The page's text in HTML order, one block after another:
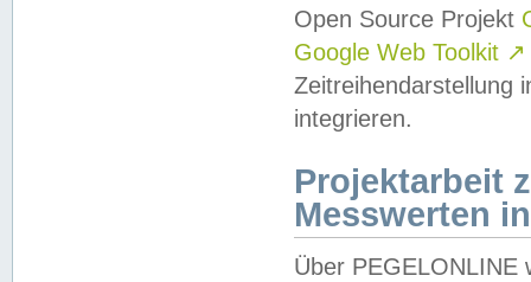
Open Source Projekt
Google Web Toolkit ↗
Zeitreihendarstellung
integrieren.
Projektarbeit
Messwerten
Über PEGELONLINE